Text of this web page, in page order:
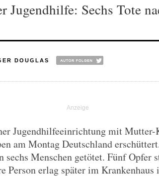
Jugendhilfe: Sechs Tote
DOUGLAS
Jugendhilfeeinrichtung mit
am Montag Deutschland
sechs Menschen getötet. Fünf Opfer
Person erlag später im Krankenhaus